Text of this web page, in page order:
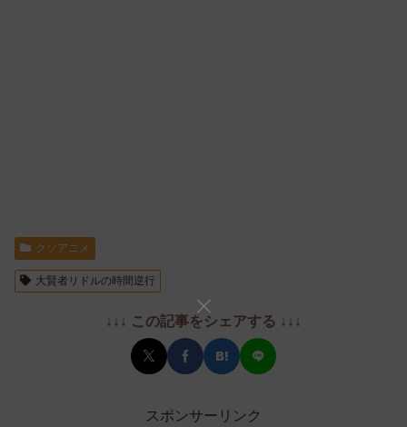
クソアニメ
大賢者リドルの時間逆行
↓↓↓ この記事をシェアする ↓↓↓
スポンサーリンク